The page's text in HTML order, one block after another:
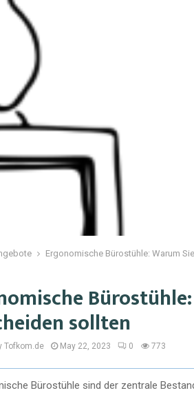
Ergonomische Bürostühle: Warum
sollten
Tofkom.de May 22, 2023 0 773
Bürostühle sind der zentrale